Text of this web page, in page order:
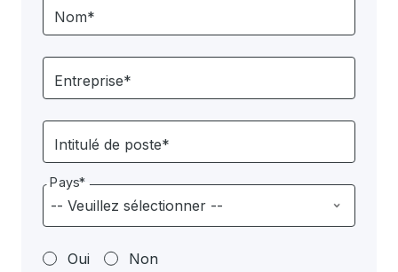
Nom*
Entreprise*
Intitulé de poste*
Pays*
Oui Non